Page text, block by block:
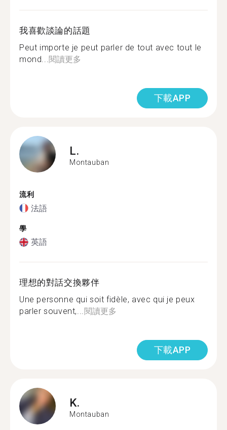
我喜歡談論的話題
Peut importe je peut parler de tout avec tout le
mond...閱讀更多
下載APP
L.
Montauban
流利
法語
學
英語
理想的對話交換夥伴
Une personne qui soit fidèle, avec qui je peux
parler souvent,...閱讀更多
下載APP
K.
Montauban